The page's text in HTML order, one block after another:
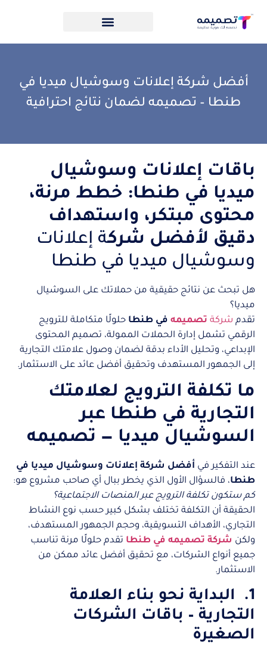
أفضل شركة إعلانات وسوشيال ميديا في
طنطا – تصميمه لضمان نتائج احترافية
باقات إعلانات وسوشيال
ميديا في طنطا: خطط مرنة،
محتوى مبتكر، واستهداف
دقيق لأفضل شركة إعلانات
وسوشيال ميديا في طنطا
هل تبحث عن نتائج حقيقية من حملاتك على السوشيال
ميديا؟
تقدم شركة تصميمه في طنطا حلولًا متكاملة للترويج
الرقمي تشمل إدارة الحملات الممولة، تصميم المحتوى
الإبداعي، وتحليل الأداء بدقة لضمان وصول علامتك التجارية
إلى الجمهور المستهدف وتحقيق أفضل عائد على الاستثمار.
ما تكلفة الترويج لعلامتك
التجارية في طنطا عبر
السوشيال ميديا — تصميمه
عند التفكير في أفضل شركة إعلانات وسوشيال ميديا في
طنطا، فالسؤال الأول الذي يخطر ببال أي صاحب مشروع هو:
كم ستكون تكلفة الترويج عبر المنصات الاجتماعية؟
الحقيقة أن التكلفة تختلف بشكل كبير حسب نوع النشاط
التجاري، الأهداف التسويقية، وحجم الجمهور المستهدف،
ولكن شركة تصميمه في طنطا تقدم حلولًا مرنة تناسب
جميع أنواع الشركات، مع تحقيق أفضل عائد ممكن من
الاستثمار.
1. البداية نحو بناء العلامة
التجارية – باقات الشركات
الصغيرة